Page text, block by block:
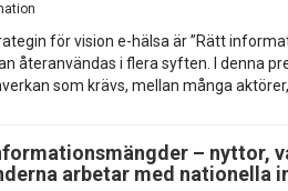
för vision e-hälsa är ”Rätt
återanvändas i flera syften. I denna
som krävs, mellan många
– nyttor,
arbetar med nationella